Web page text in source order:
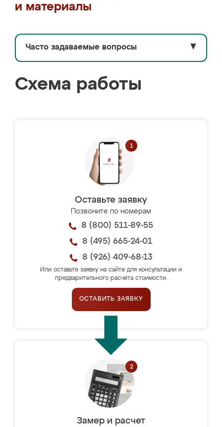
и материалы
Часто задаваемые вопросы ▼
Схема работы
Оставьте заявку
Позвоните по номерам
8 (800) 511-89-55
8 (495) 665-24-01
8 (926) 409-68-13
Или оставьте заявку на сайте для консультации и
предварительного расчёта стоимости.
ОСТАВИТЬ ЗАЯВКУ
Замер и расчет